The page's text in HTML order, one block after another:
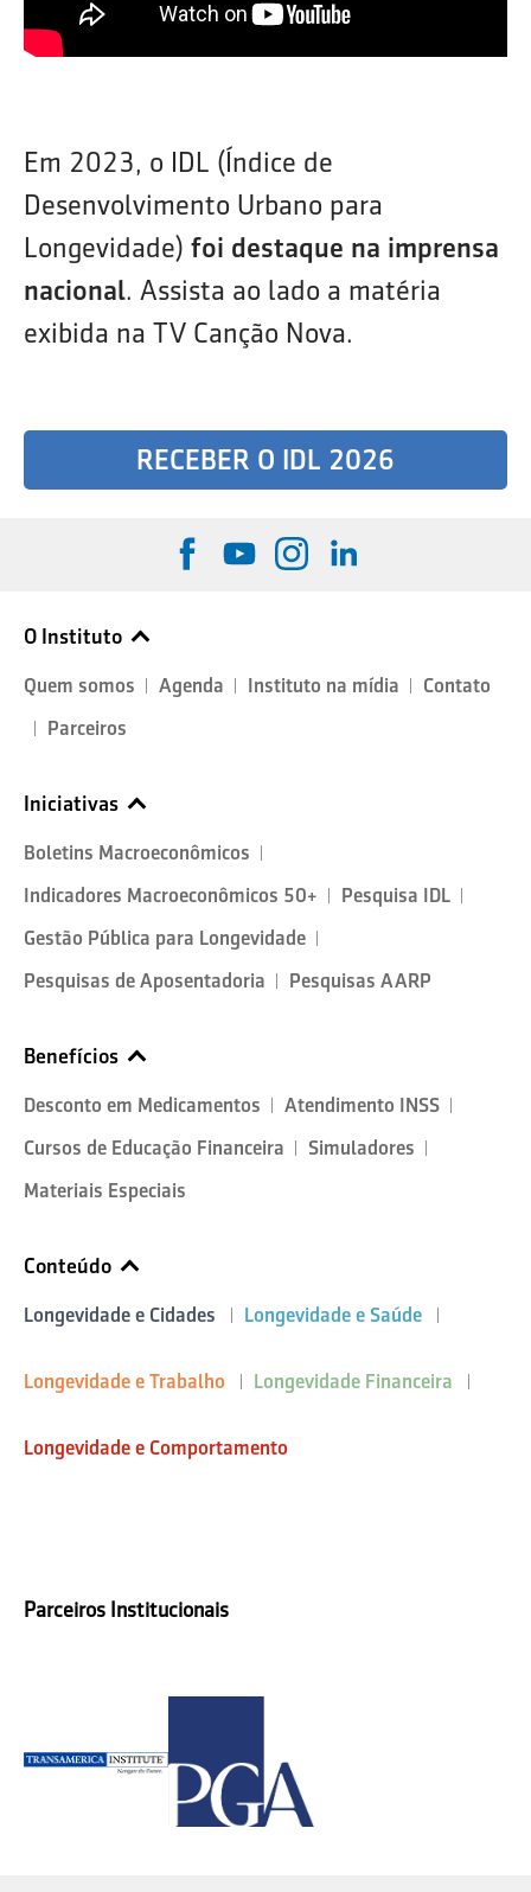
Em 2023, o IDL (Índice de
Desenvolvimento Urbano para
Longevidade) foi destaque na imprensa
nacional. Assista ao lado a matéria
exibida na TV Canção Nova.
RECEBER O IDL 2026
O Instituto
Quem somos Agenda Instituto na mídia
Contato
Parceiros
Iniciativas
Boletins Macroeconômicos
Indicadores Macroeconômicos 50+
Pesquisa IDL
Gestão Pública para Longevidade
Pesquisas de Aposentadoria
Pesquisas AARP
Benefícios
Desconto em Medicamentos
Atendimento INSS
Cursos de Educação Financeira
Simuladores
Materiais Especiais
Conteúdo
Longevidade e Cidades Longevidade e Saúde
Longevidade e Trabalho Longevidade Financeira
Longevidade e Comportamento
Parceiros Institucionais